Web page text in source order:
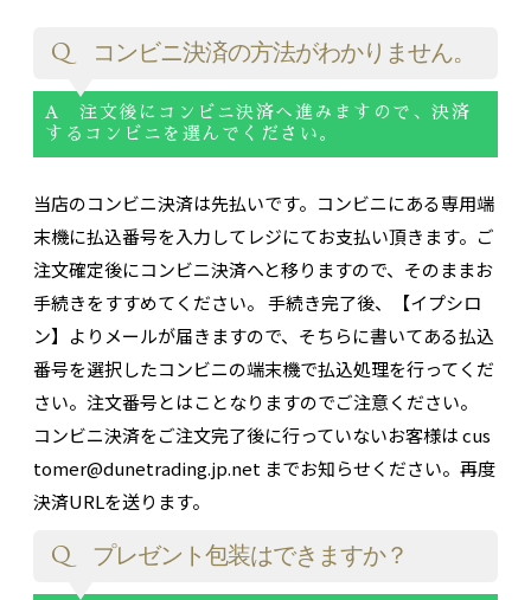
Q コンビニ決済の方法がわかりません。
A 注文後にコンビニ決済へ進みますので、決済
するコンビニを選んでください。
当店のコンビニ決済は先払いです。コンビニにある専用端
末機に払込番号を入力してレジにてお支払い頂きます。ご
注文確定後にコンビニ決済へと移りますので、そのままお
手続きをすすめてください。 手続き完了後、【イプシロ
ン】よりメールが届きますので、そちらに書いてある払込
番号を選択したコンビニの端末機で払込処理を行ってくだ
さい。注文番号とはことなりますのでご注意ください。
コンビニ決済をご注文完了後に行っていないお客様は cus
tomer@dunetrading.jp.net までお知らせください。再度
決済URLを送ります。
Q プレゼント包装はできますか？